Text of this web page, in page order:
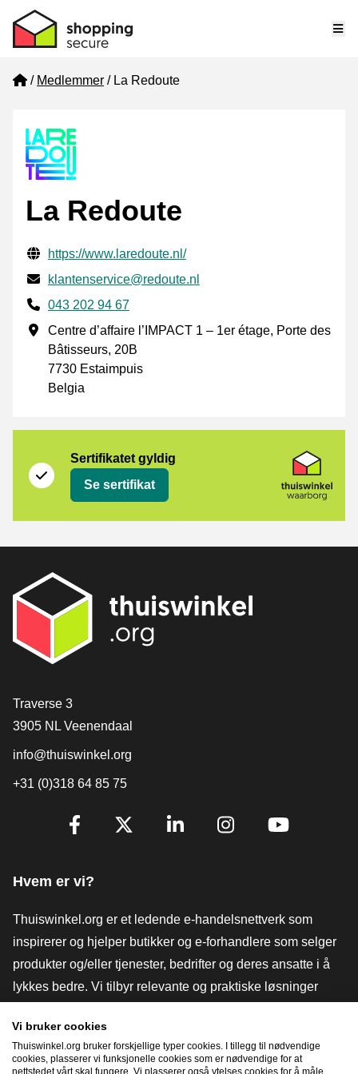
Home
Medlemmer La Redoute
La Redoute
Verifisert kontaktinformasjon
Website URL
https://www.laredoute.nl/
E-post
klantenservice@redoute.nl
Phone number
043 202 94 67
Forretningsadresse
Centre d’affaire l’IMPACT 1 – 1er étage, Porte des
Bâtisseurs, 20B
7730 Estaimpuis
Belgia
Sertifikatet gyldig
Se sertifikat
[_General:Contact]
Traverse 3
3905 NL Veenendaal
info@thuiswinkel.org
+31 (0)318 64 85 75
[_General:SocialMediaTitle]
Hvem er vi?
Thuiswinkel.org er et ledende e-handelsnettverk som
inspirerer og hjelper butikker og e-forhandlere som selger
produkter og/eller tjenester, bedrifter og deres ansatte i å
lykkes bedre. Vi tilbyr relevante og praktiske løsninger
verktøy og råd, advokatvirksomhet, markedsundersøkelser,
og har vår egen utdanningsplattform, Thuiswinkel e-
Vi bruker cookies
Thuiswinkel.org bruker forskjellige typer cookies. I tillegg til nødvendige
cookies, plasserer vi funksjonelle cookies som er nødvendige for at
nettstedet vårt skal fungere. Vi plasserer også ytelses cookies for å måle